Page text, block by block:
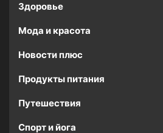
Здоровье
Мода и красота
Новости плюс
Продукты питания
Путешествия
Спорт и йога